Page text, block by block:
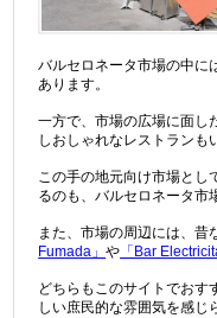
バルセロネータ市場の中に
あります。
一方で、市場の広場に面し
しおしゃれなレストランも
この手の地元向け市場とし
るのも、バルセロネータ市
また、市場の周辺には、昔
Fumada」や 「Bar
どちらもこのサイトでおす
しい庶民的な雰囲気を感じ